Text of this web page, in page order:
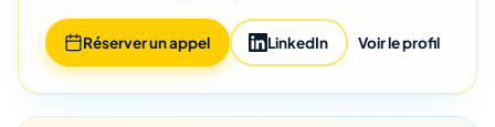
Réserver un appel LinkedIn Voir le profil